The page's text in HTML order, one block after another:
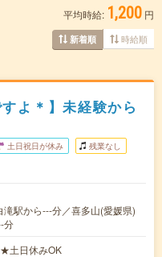
平均時給: 1,200 円
新着順 時給順
よ＊】未経験から
土日祝日が休み 残業なし
駅から---分／喜多山(愛媛県)
分
土日休みOK